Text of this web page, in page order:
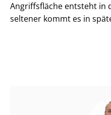
Angriffsfläche entsteht in
seltener kommt es in